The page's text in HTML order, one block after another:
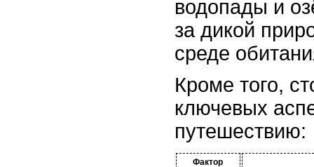
водопады и
за дикой
среде
Кроме того,
ключевых
путешествию:
Фактор